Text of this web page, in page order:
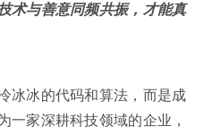
术与善意同频共振，才能真
冰冰的代码和算法，而是成
一家深耕科技领域的企业，